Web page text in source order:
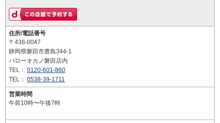
住所/電話番号
〒438-0047
静岡県磐田市豊島344-1
バローオカノ磐田店内
TEL： 0120-601-860
TEL： 0538-39-1711
営業時間
午前10時〜午後7時